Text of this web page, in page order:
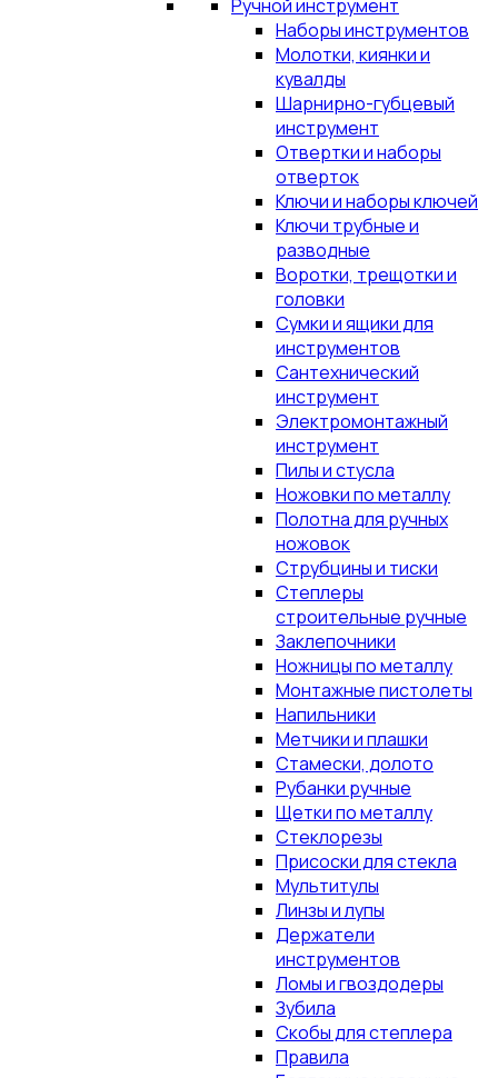
Ручной инструмент
Наборы инструментов
Молотки, киянки и
кувалды
Шарнирно-губцевый
инструмент
Отвертки и наборы
отверток
Ключи и наборы ключей
Ключи трубные и
разводные
Воротки, трещотки и
головки
Сумки и ящики для
инструментов
Сантехнический
инструмент
Электромонтажный
инструмент
Пилы и стусла
Ножовки по металлу
Полотна для ручных
ножовок
Струбцины и тиски
Степлеры
строительные ручные
Заклепочники
Ножницы по металлу
Монтажные пистолеты
Напильники
Метчики и плашки
Стамески, долото
Рубанки ручные
Щетки по металлу
Стеклорезы
Присоски для стекла
Мультитулы
Линзы и лупы
Держатели
инструментов
Ломы и гвоздодеры
Зубила
Скобы для степлера
Правила